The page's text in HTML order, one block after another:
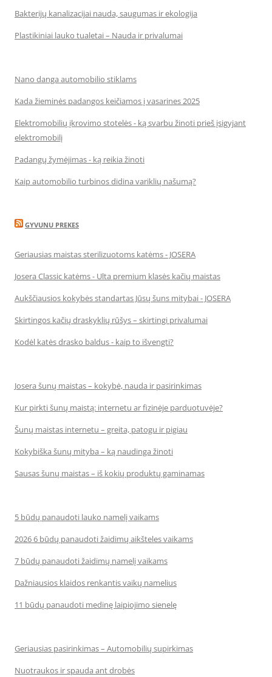
Bakterijų kanalizacijai nauda, saugumas ir ekologija
Plastikiniai lauko tualetai – Nauda ir privalumai
Nano danga automobilio stiklams
Kada žieminės padangos keičiamos į vasarines 2025
Elektromobilių įkrovimo stotelės - ką svarbu žinoti prieš įsigyjant
elektromobilį
Padangų žymėjimas - ką reikia žinoti
Kaip automobilio turbinos didina variklių našumą?
GYVUNU PREKES
Geriausias maistas sterilizuotoms katėms - JOSERA
Josera Classic katėms - Ulta premium klasės kačių maistas
Aukščiausios kokybės standartas Jūsų šuns mitybai - JOSERA
Skirtingos kačių draskyklių rūšys – skirtingi privalumai
Kodėl katės drasko baldus - kaip to išvengti?
Josera šunų maistas – kokybė, nauda ir pasirinkimas
Kur pirkti šunų maistą: internetu ar fizinėje parduotuvėje?
Šunų maistas internetu – greita, patogu ir pigiau
Kokybiška šunų mityba – ką naudinga žinoti
Sausas šunų maistas – iš kokių produktų gaminamas
5 būdų panaudoti lauko namelį vaikams
2026 6 būdų panaudoti žaidimų aikšteles vaikams
7 būdų panaudoti žaidimų namelį vaikams
Dažniausios klaidos renkantis vaikų namelius
11 būdų panaudoti medinę laipiojimo sienelę
Geriausias pasirinkimas – Automobilių supirkimas
Nuotraukos ir spauda ant drobės